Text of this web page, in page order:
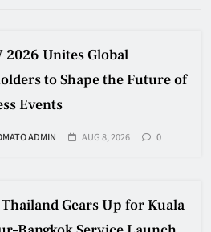
2026 Unites Global
to Shape the Future of
Events
ADMIN AUG 8, 2026 0
Gears Up for Kuala